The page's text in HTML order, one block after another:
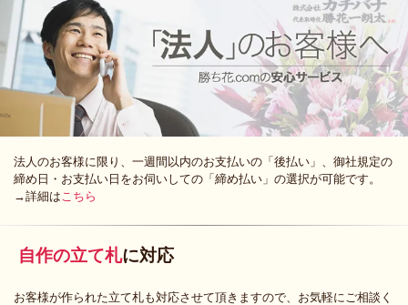
法人のお客様に限り、一週間以内のお支払いの「後払い」、御社規定の
締め日・お支払い日をお伺いしての「締め払い」の選択が可能です。
→詳細はこちら
自作の立て札に対応
お客様が作られた立て札も対応させて頂きますので、お気軽にご相談く